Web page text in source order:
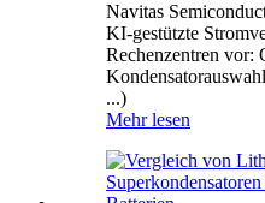
Navitas
KI-gestützte
Rechenzentren vor:
...)
Mehr lesen